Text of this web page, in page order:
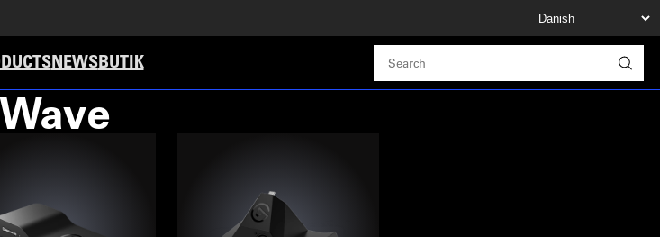
NEWSBUTIK
Wave